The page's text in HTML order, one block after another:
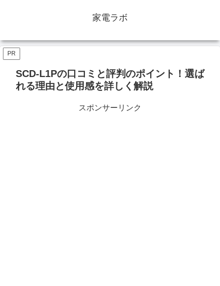
家電ラボ
PR
SCD-L1Pの口コミと評判のポイント！選ば
れる理由と使用感を詳しく解説
スポンサーリンク